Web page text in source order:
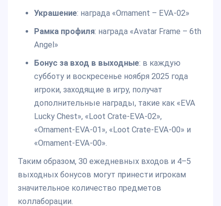
Украшение: награда «Ornament – EVA-02»
Рамка профиля: награда «Avatar Frame – 6th
Angel»
Бонус за вход в выходные: в каждую
субботу и воскресенье ноября 2025 года
игроки, заходящие в игру, получат
дополнительные награды, такие как «EVA
Lucky Chest», «Loot Crate-EVA-02»,
«Ornament-EVA-01», «Loot Crate-EVA-00» и
«Ornament-EVA-00».
Таким образом, 30 ежедневных входов и 4–5
выходных бонусов могут принести игрокам
значительное количество предметов
коллаборации.